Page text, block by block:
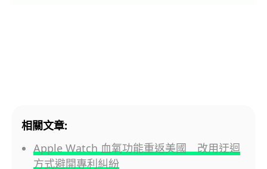
相關文章:
Apple Watch 血氧功能重返美國 改用迂迴
方式避開專利糾紛